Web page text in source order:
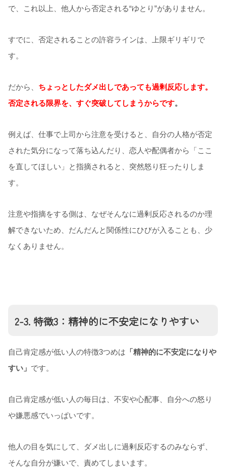
で、これ以上、他人から否定される“ゆとり”がありません。
すでに、否定されることの許容ラインは、上限ギリギリで
す。
だから、 ちょっとしたダメ出しであっても過剰反応します。
否定される限界を、すぐ突破してしまうからです。
例えば、仕事で上司から注意を受けると、自分の人格が否定
された気分になって落ち込んだり、恋人や配偶者から「ここ
を直してほしい」と指摘されると、突然怒り狂ったりしま
す。
注意や指摘をする側は、なぜそんなに過剰反応されるのか理
解できないため、だんだんと関係性にひびが入ることも、少
なくありません。
2-3. 特徴3：精神的に不安定になりやすい
自己肯定感が低い人の特徴3つめは 「精神的に不安定になりや
すい」 です。
自己肯定感が低い人の毎日は、不安や心配事、自分への怒り
や嫌悪感でいっぱいです。
他人の目を気にして、ダメ出しに過剰反応するのみならず、
そんな自分が嫌いで、責めてしまいます。